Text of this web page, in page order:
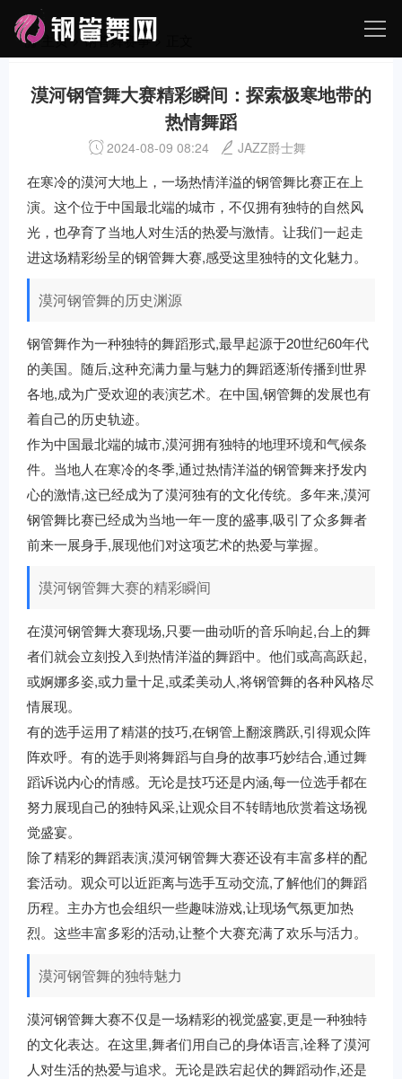
主页>钢管舞赛事> 正文
漠河钢管舞大赛精彩瞬间：探索极寒地带的
热情舞蹈
2024-08-09 08:24 JAZZ爵士舞
在寒冷的漠河大地上，一场热情洋溢的钢管舞比赛正在上
演。这个位于中国最北端的城市，不仅拥有独特的自然风
光，也孕育了当地人对生活的热爱与激情。让我们一起走
进这场精彩纷呈的钢管舞大赛,感受这里独特的文化魅力。
漠河钢管舞的历史渊源
钢管舞作为一种独特的舞蹈形式,最早起源于20世纪60年代
的美国。随后,这种充满力量与魅力的舞蹈逐渐传播到世界
各地,成为广受欢迎的表演艺术。在中国,钢管舞的发展也有
着自己的历史轨迹。
作为中国最北端的城市,漠河拥有独特的地理环境和气候条
件。当地人在寒冷的冬季,通过热情洋溢的钢管舞来抒发内
心的激情,这已经成为了漠河独有的文化传统。多年来,漠河
钢管舞比赛已经成为当地一年一度的盛事,吸引了众多舞者
前来一展身手,展现他们对这项艺术的热爱与掌握。
漠河钢管舞大赛的精彩瞬间
在漠河钢管舞大赛现场,只要一曲动听的音乐响起,台上的舞
者们就会立刻投入到热情洋溢的舞蹈中。他们或高高跃起,
或婀娜多姿,或力量十足,或柔美动人,将钢管舞的各种风格尽
情展现。
有的选手运用了精湛的技巧,在钢管上翻滚腾跃,引得观众阵
阵欢呼。有的选手则将舞蹈与自身的故事巧妙结合,通过舞
蹈诉说内心的情感。无论是技巧还是内涵,每一位选手都在
努力展现自己的独特风采,让观众目不转睛地欣赏着这场视
觉盛宴。
除了精彩的舞蹈表演,漠河钢管舞大赛还设有丰富多样的配
套活动。观众可以近距离与选手互动交流,了解他们的舞蹈
历程。主办方也会组织一些趣味游戏,让现场气氛更加热
烈。这些丰富多彩的活动,让整个大赛充满了欢乐与活力。
漠河钢管舞的独特魅力
漠河钢管舞大赛不仅是一场精彩的视觉盛宴,更是一种独特
的文化表达。在这里,舞者们用自己的身体语言,诠释了漠河
人对生活的热爱与追求。无论是跌宕起伏的舞蹈动作,还是